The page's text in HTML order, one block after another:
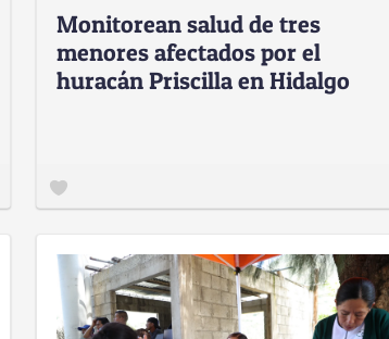
Monitorean salud de tres
menores afectados por el
huracán Priscilla en Hidalgo